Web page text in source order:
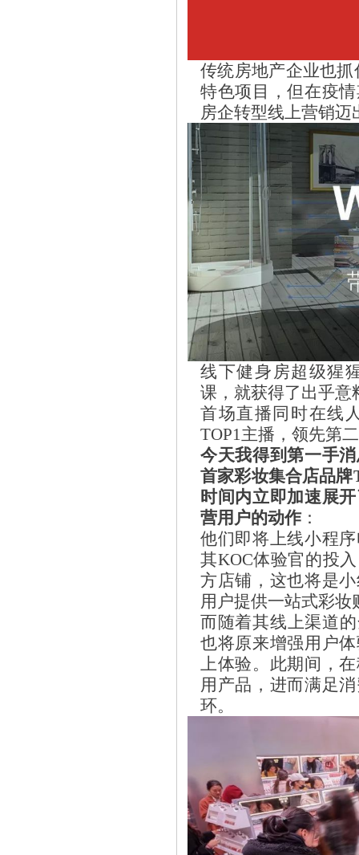
传统房地产企业也
特色项目，但在疫
房企转型线上营销迈
线下健身房超级猩
课，就获得了出乎意
首场直播同时在线
TOP1主播，领先第
今天我得到第一手
首家彩妆集合店品
时间内立即加速展
营用户的动作：
他们即将上线小程
其KOC体验官的投
方店铺，这也将是
用户提供一站式彩妆
而随着其线上渠道
也将原来增强用户
上体验。此期间，
用产品，进而满足
环。